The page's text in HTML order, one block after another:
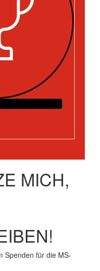
MICH,
Spenden für die MS-